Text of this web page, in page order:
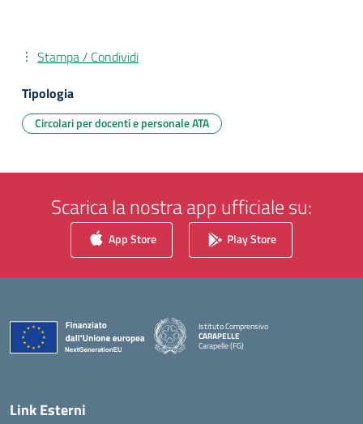
Stampa / Condividi
Tipologia
Circolari per docenti e personale ATA
Scarica la nostra app ufficiale su:
App Store Play Store
Istituto Comprensivo
CARAPELLE
Carapelle (FG)
— Visita la pagina iniziale della scuola
Link Esterni